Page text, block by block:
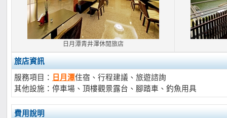
日月潭青井澤休閒旅店
旅店資訊
服務項目：
日月潭住宿、行程建議、旅遊諮詢
其他設施：停車場、頂樓觀景露台、腳踏車、釣魚用具
費用說明